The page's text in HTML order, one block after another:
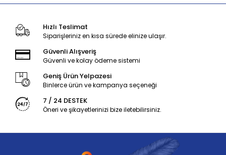
Hızlı Teslimat
Siparişleriniz en kısa sürede elinize ulaşır.
Güvenli Alışveriş
Güvenli ve kolay ödeme sistemi
Geniş Ürün Yelpazesi
Binlerce ürün ve kampanya seçeneği
7 / 24 DESTEK
Öneri ve şikayetlerinizi bize iletebilirsiniz.